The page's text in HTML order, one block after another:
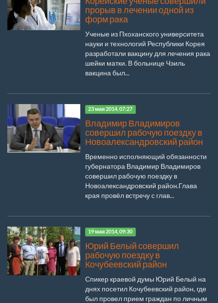
прорыв в лечении одной из
форм рака
Ученые из Пхоханского университета
науки и технологий Республики Корея
разработали вакцину для лечения рака
шейки матки. В больнице Чэиль
вакцина был...
23 мая 2014, 07:27
Владимир Владимиров
совершил рабочую поездку в
Новоалександровский район
Временно исполняющий обязанности
губернатора Владимир Владимиров
совершил рабочую поездку в
Новоалександровский район.Глава
края провёл встречу с глав...
19 мая 2014, 09:30
Юрий Белый совершил
рабочую поездку в
Кочубеевский район
Спикер краевой думы Юрий Белый на
днях посетил Кочубеевский район, где
был провел прием граждан по личным